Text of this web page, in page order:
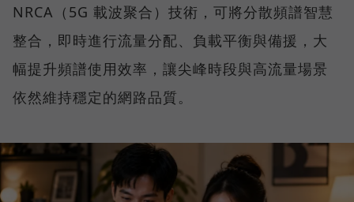
NRCA（5G 載波聚合）技術，可將分散頻譜智慧
整合，即時進行流量分配、負載平衡與備援，大
幅提升頻譜使用效率，讓尖峰時段與高流量場景
依然維持穩定的網路品質。